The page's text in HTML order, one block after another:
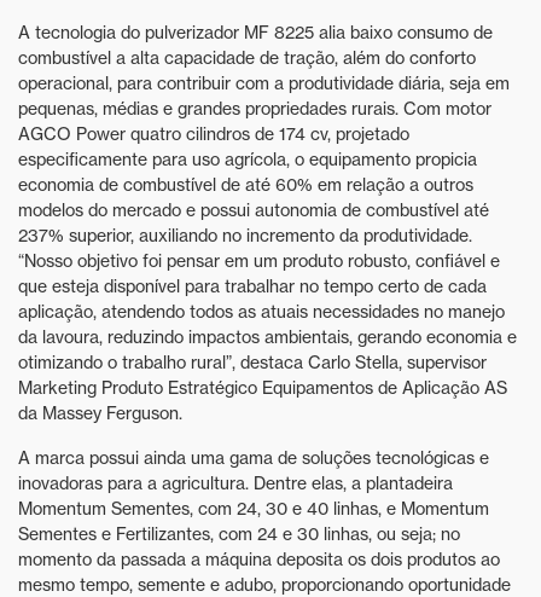
A tecnologia do pulverizador MF 8225 alia baixo consumo de
combustível a alta capacidade de tração, além do conforto
operacional, para contribuir com a produtividade diária, seja em
pequenas, médias e grandes propriedades rurais. Com motor
AGCO Power quatro cilindros de 174 cv, projetado
especificamente para uso agrícola, o equipamento propicia
economia de combustível de até 60% em relação a outros
modelos do mercado e possui autonomia de combustível até
237% superior, auxiliando no incremento da produtividade.
“Nosso objetivo foi pensar em um produto robusto, confiável e
que esteja disponível para trabalhar no tempo certo de cada
aplicação, atendendo todos as atuais necessidades no manejo
da lavoura, reduzindo impactos ambientais, gerando economia e
otimizando o trabalho rural”, destaca Carlo Stella, supervisor
Marketing Produto Estratégico Equipamentos de Aplicação AS
da Massey Ferguson.
A marca possui ainda uma gama de soluções tecnológicas e
inovadoras para a agricultura. Dentre elas, a plantadeira
Momentum Sementes, com 24, 30 e 40 linhas, e Momentum
Sementes e Fertilizantes, com 24 e 30 linhas, ou seja; no
momento da passada a máquina deposita os dois produtos ao
mesmo tempo, semente e adubo, proporcionando oportunidade